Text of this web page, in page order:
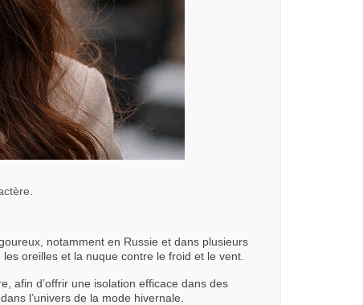
notamment en Russie et dans plusieurs
oreilles et la nuque contre le froid et le vent.
afin d’offrir une isolation efficace dans des
l’univers de la mode hivernale.